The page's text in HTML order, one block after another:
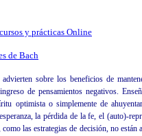
y prácticas Online
de Bach
sobre los beneficios de
de pensamientos negativos.
optimista o simplemente de
la pérdida de la fe, el (auto)-
las estrategias de decisión, no están